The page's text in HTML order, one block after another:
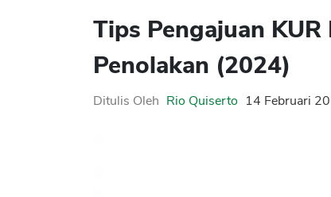
Tips Pengajuan
Penolakan (2024)
Ditulis Oleh Rio Quiserto 14 Februari